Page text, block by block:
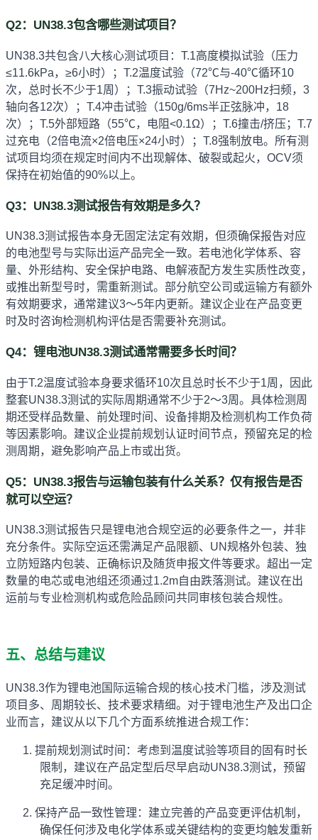
Q2：UN38.3包含哪些测试项目？
UN38.3共包含八大核心测试项目：T.1高度模拟试验（压力
≤11.6kPa，≥6小时）；T.2温度试验（72℃与-40℃循环10
次，总时长不少于1周）；T.3振动试验（7Hz~200Hz扫频，3
轴向各12次）；T.4冲击试验（150g/6ms半正弦脉冲，18
次）；T.5外部短路（55℃，电阻<0.1Ω）；T.6撞击/挤压；T.7
过充电（2倍电流×2倍电压×24小时）；T.8强制放电。所有测
试项目均须在规定时间内不出现解体、破裂或起火，OCV须
保持在初始值的90%以上。
Q3：UN38.3测试报告有效期是多久？
UN38.3测试报告本身无固定法定有效期，但须确保报告对应
的电池型号与实际出运产品完全一致。若电池化学体系、容
量、外形结构、安全保护电路、电解液配方发生实质性改变，
或推出新型号时，需重新测试。部分航空公司或运输方有额外
有效期要求，通常建议3～5年内更新。建议企业在产品变更
时及时咨询检测机构评估是否需要补充测试。
Q4：锂电池UN38.3测试通常需要多长时间？
由于T.2温度试验本身要求循环10次且总时长不少于1周，因此
整套UN38.3测试的实际周期通常不少于2～3周。具体检测周
期还受样品数量、前处理时间、设备排期及检测机构工作负荷
等因素影响。建议企业提前规划认证时间节点，预留充足的检
测周期，避免影响产品上市或出货。
Q5：UN38.3报告与运输包装有什么关系？仅有报告是否
就可以空运？
UN38.3测试报告只是锂电池合规空运的必要条件之一，并非
充分条件。实际空运还需满足产品限额、UN规格外包装、独
立防短路内包装、正确标识及随货申报文件等要求。超出一定
数量的电芯或电池组还须通过1.2m自由跌落测试。建议在出
运前与专业检测机构或危险品顾问共同审核包装合规性。
五、总结与建议
UN38.3作为锂电池国际运输合规的核心技术门槛，涉及测试
项目多、周期较长、技术要求精细。对于锂电池生产及出口企
业而言，建议从以下几个方面系统推进合规工作：
1. 提前规划测试时间：考虑到温度试验等项目的固有时长
限制，建议在产品定型后尽早启动UN38.3测试，预留
充足缓冲时间。
2. 保持产品一致性管理：建立完善的产品变更评估机制，
确保任何涉及电化学体系或关键结构的变更均触发重新